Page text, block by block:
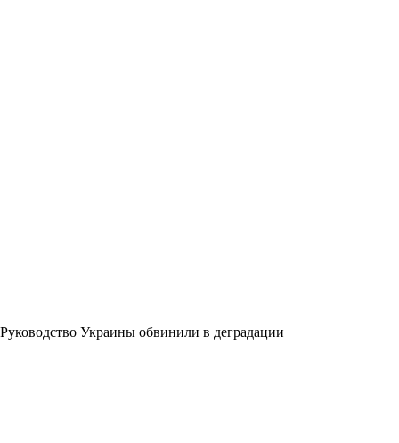
Руководство Украины обвинили в деградации